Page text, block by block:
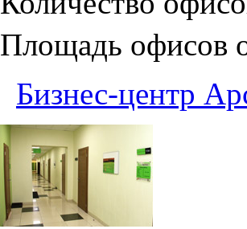
Площадь офисов
Бизнес-центр